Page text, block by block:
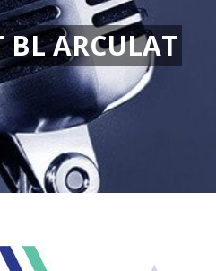
BL ARCULAT